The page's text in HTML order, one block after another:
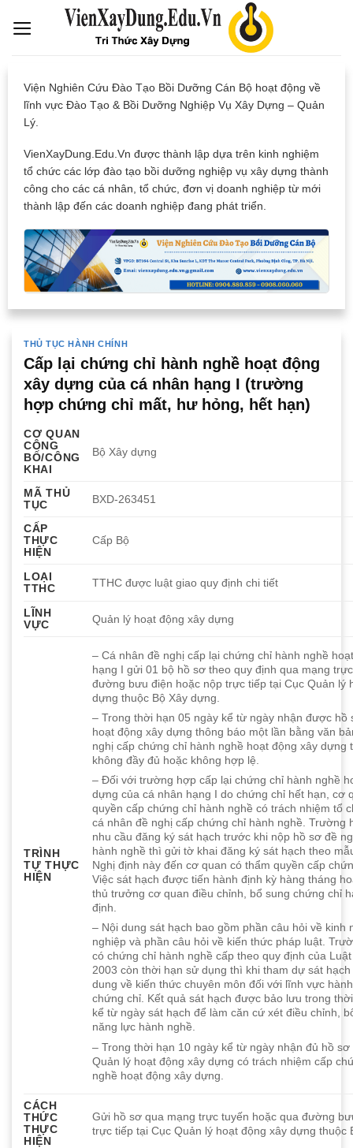
Viện Nghiên Cứu Đào Tạo Bồi Dưỡng Cán Bộ hoạt động về
lĩnh vực Đào Tạo & Bồi Dưỡng Nghiệp Vụ Xây Dựng – Quản
Lý.
VienXayDung.Edu.Vn được thành lập dựa trên kinh nghiệm
tổ chức các lớp đào tạo bồi dưỡng nghiệp vụ xây dựng thành
công cho các cá nhân, tổ chức, đơn vị doanh nghiệp từ mới
thành lập đến các doanh nghiệp đang phát triển.
THỦ TỤC HÀNH CHÍNH
Cấp lại chứng chỉ hành nghề hoạt động
xây dựng của cá nhân hạng I (trường
hợp chứng chỉ mất, hư hỏng, hết hạn)
CƠ QUAN
CÔNG
BỐ/CÔNG
KHAI
Bộ Xây dựng
MÃ THỦ
TỤC
BXD-263451
CẤP
THỰC
HIỆN
Cấp Bộ
LOẠI
TTHC
TTHC được luật giao quy định chi tiết
LĨNH
VỰC
Quản lý hoạt động xây dựng
TRÌNH
TỰ THỰC
HIỆN
– Cá nhân đề nghị cấp lại chứng chỉ hành nghề
hạng I gửi 01 bộ hồ sơ theo quy định qua mạng
đường bưu điện hoặc nộp trực tiếp tại Cục Quản lý
dựng thuộc Bộ Xây dựng.
– Trong thời hạn 05 ngày kể từ ngày nhận được hồ
hoạt động xây dựng thông báo một lần bằng văn
nghị cấp chứng chỉ hành nghề hoạt động xây
không đầy đủ hoặc không hợp lệ.
– Đối với trường hợp cấp lại chứng chỉ hành nghề
dựng của cá nhân hạng I do chứng chỉ hết hạn, cơ
quyền cấp chứng chỉ hành nghề có trách nhiệm tổ
cá nhân đề nghị cấp chứng chỉ hành nghề. Trường
nhu cầu đăng ký sát hạch trước khi nộp hồ sơ đề
hành nghề thì gửi tờ khai đăng ký sát hạch theo
Nghị định này đến cơ quan có thẩm quyền cấp
Việc sát hạch được tiến hành định kỳ hàng tháng
thủ trưởng cơ quan điều chỉnh, bổ sung chứng chỉ
định.
– Nội dung sát hạch bao gồm phần câu hỏi về kinh
nghiệp và phần câu hỏi về kiến thức pháp luật.
có chứng chỉ hành nghề cấp theo quy định của
2003 còn thời hạn sử dụng thì khi tham dự sát
dung về kiến thức chuyên môn đối với lĩnh vực
chứng chỉ. Kết quả sát hạch được bảo lưu trong
kể từ ngày sát hạch để làm căn cứ xét điều chỉnh,
năng lực hành nghề.
– Trong thời hạn 10 ngày kể từ ngày nhận đủ hồ
Quản lý hoạt động xây dựng có trách nhiệm cấp
nghề hoạt động xây dựng.
CÁCH
THỨC
THỰC
HIỆN
Gửi hồ sơ qua mạng trực tuyến hoặc qua đường
trực tiếp tại Cục Quản lý hoạt động xây dựng thuộc